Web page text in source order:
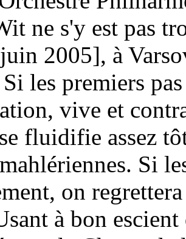
ne s'y est pas
2005], à
les premiers
vive et
fluidifie assez
Si
on
à bon